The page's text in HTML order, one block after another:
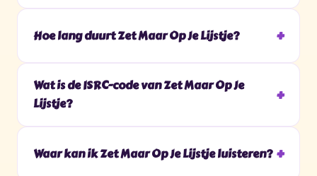
Hoe lang duurt Zet Maar Op Je Lijstje?
Wat is de ISRC-code van Zet Maar Op Je
Lijstje?
Waar kan ik Zet Maar Op Je Lijstje luisteren?